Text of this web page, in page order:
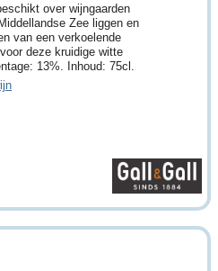
over wijngaarden
Zee liggen en
van een verkoelende
deze kruidige witte
13%. Inhoud: 75cl.